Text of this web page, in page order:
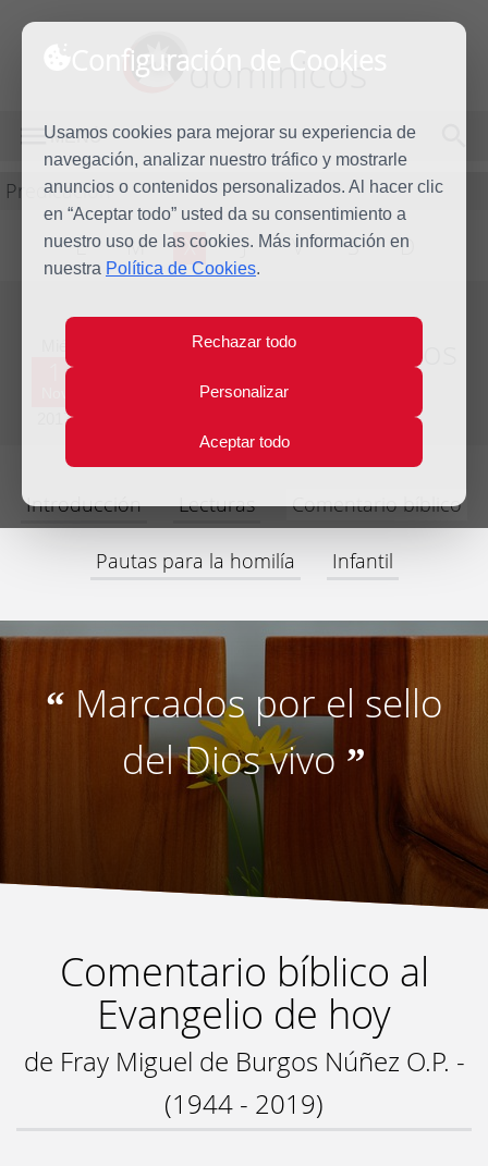
Configuración de Cookies
Usamos cookies para mejorar su experiencia de
navegación, analizar nuestro tráfico y mostrarle
anuncios o contenidos personalizados. Al hacer clic
en “Aceptar todo” usted da su consentimiento a
nuestro uso de las cookies. Más información en
nuestra Política de Cookies.
Rechazar todo
Personalizar
Aceptar todo
dominicos
MENÚ
Predicación
L M X J V S D
2017
Homilía Todos los Santos
Introducción Lecturas Comentario bíblico
Pautas para la homilía Infantil
“ Marcados por el sello
del Dios vivo ”
Comentario bíblico al
Evangelio de hoy
de Fray Miguel de Burgos Núñez O.P. -
(1944 - 2019)